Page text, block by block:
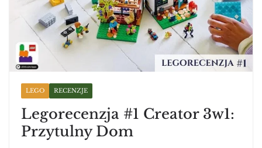
LEGO RECENZJE
Legorecenzja #1 Creator 3w1:
Przytulny Dom